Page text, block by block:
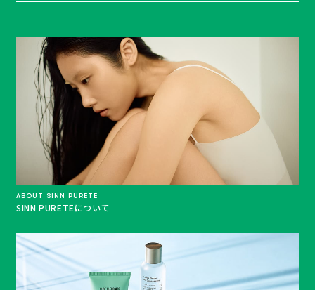
ABOUT SINN PURETE
SINN PURETEについて